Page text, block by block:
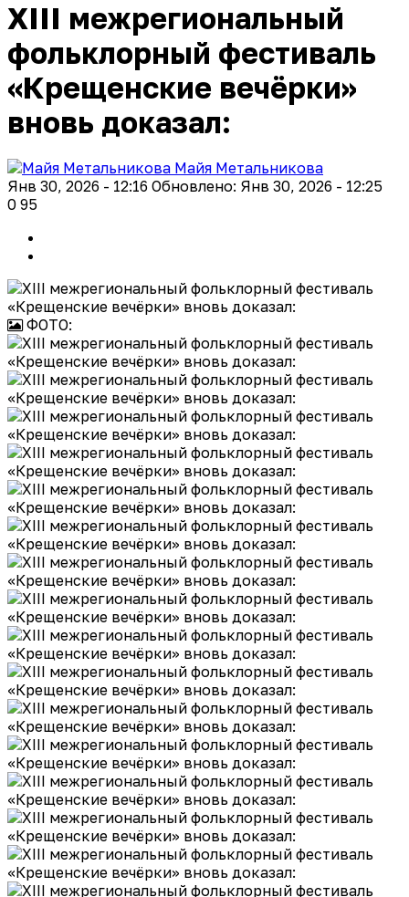
XIII межрегиональный
фольклорный фестиваль
«Крещенские вечёрки»
вновь доказал:
Майя Метальникова
Янв 30, 2026 - 12:16 Обновлено: Янв 30, 2026 - 12:25
0 95
ФОТО: